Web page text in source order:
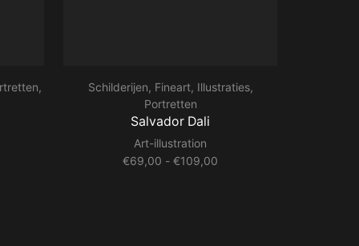
,
Schilderijen, Fineart, Illustraties,
Portretten
Salvador Dali
Art-illustration
€69,00 - €109,00